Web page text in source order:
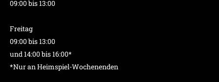
09:00 bis 13:00
Freitag
09:00 bis 13:00
und 14:00 bis 16:00*
*Nur an Heimspiel-Wochenenden